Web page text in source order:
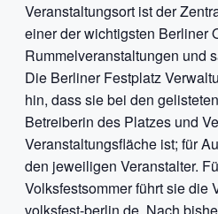
Veranstaltungsort ist der
einer der wichtigsten Berliner
Rummelveranstaltungen und
Die Berliner Festplatz
hin, dass sie bei den
Betreiberin des Platzes und
Veranstaltungsfläche ist; für
den jeweiligen Veranstalter.
Volksfestsommer führt sie die